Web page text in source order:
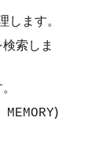
ます。
索しま
)